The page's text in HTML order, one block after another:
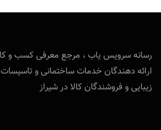
رسانه سرویس یاب ، مرجع معرفی کسب و
ارائه دهندگان خدمات ساختمانی و تاسیسات
زیبایی و فروشندگان کالا در شیراز